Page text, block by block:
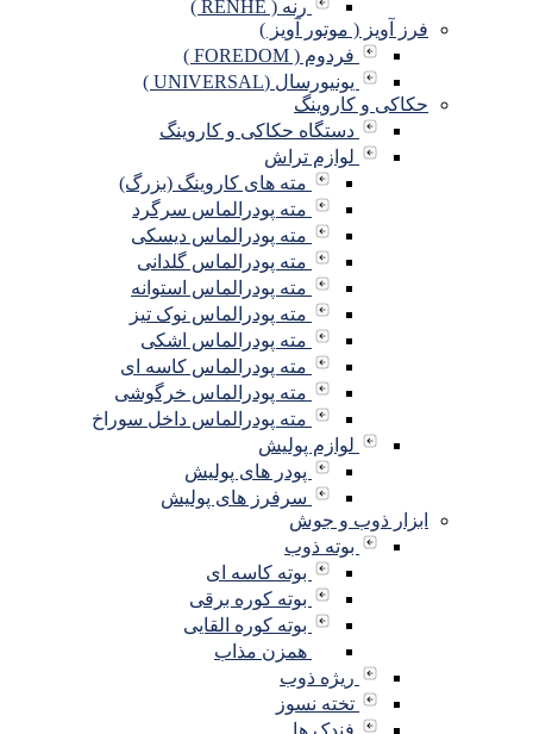
رنه ( RENHE )
فرز آویز ( موتور آویز )
فردوم ( FOREDOM )
یونیورسال (UNIVERSAL )
حکاکی و کاروینگ
دستگاه حکاکی و کاروینگ
لوازم تراش
مته های کاروینگ (بزرگ)
مته پودرالماس سرگرد
مته پودرالماس دیسکی
مته پودرالماس گلدانی
مته پودرالماس استوانه
مته پودرالماس نوک تیز
مته پودرالماس اشکی
مته پودرالماس کاسه ای
مته پودرالماس خرگوشی
مته پودرالماس داخل سوراخ
لوازم پولیش
پودر های پولیش
سرفرز های پولیش
ابزار ذوب و جوش
بوته ذوب
بوته کاسه ای
بوته کوره برقی
بوته کوره القایی
همزن مذاب
ریژه ذوب
تخته نسوز
فندک ها